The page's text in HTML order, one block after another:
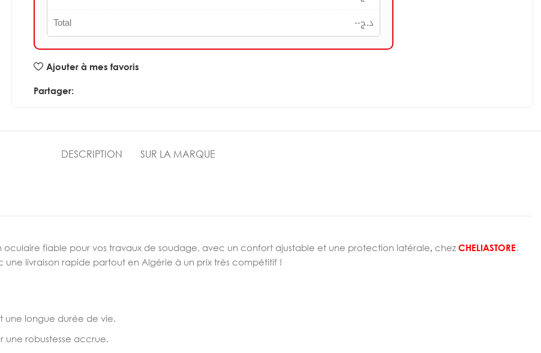
Total
--د.ج
Ajouter à mes favoris
Partager:
DESCRIPTION SUR LA MARQUE
oculaire fiable pour vos travaux de soudage, avec un confort ajustable et une protection latérale, chez CHELIASTORE.
livraison rapide partout en Algérie à un prix très compétitif !
une longue durée de vie.
une robustesse accrue.